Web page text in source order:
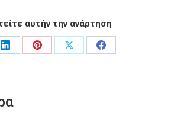
αυτήν την ανάρτηση
Share
Share
Share
Share